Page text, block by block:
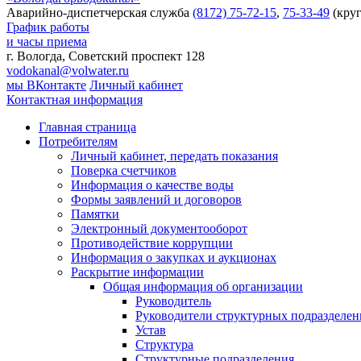
Аварийно-диспетчерская служба (8172) 75-72-15, 75-33-49
График работы
и часы приема
г. Вологда, Советский проспект 128
vodokanal@volwater.ru
мы ВКонтакте Личный кабинет
Контактная информация
Главная страница
Потребителям
Личный кабинет, передать показания
Поверка счетчиков
Информация о качестве воды
Формы заявлений и договоров
Памятки
Электронный документооборот
Противодействие коррупции
Информация о закупках и аукционах
Раскрытие информации
Общая информация об организации
Руководитель
Руководители структурных
Устав
Структура